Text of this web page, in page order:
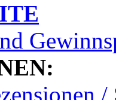
/